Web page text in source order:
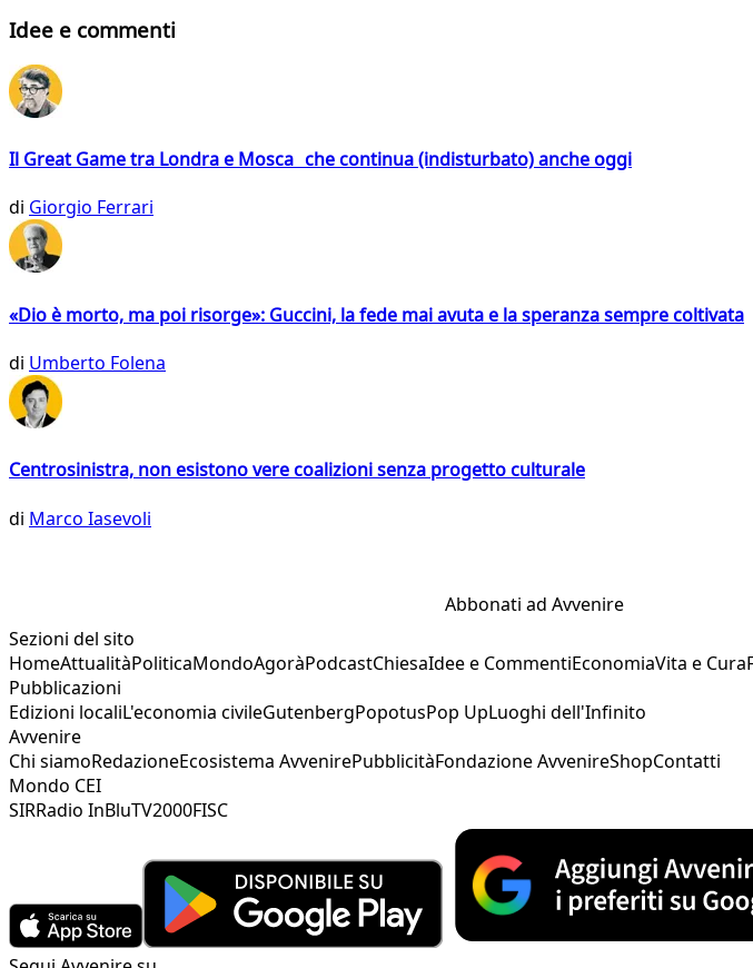
Idee e commenti
Il Great Game tra Londra e Mosca che continua (indisturbato) anche oggi
di Giorgio Ferrari
«Dio è morto, ma poi risorge»: Guccini, la fede mai avuta e la speranza sempre coltivata
di Umberto Folena
Centrosinistra, non esistono vere coalizioni senza progetto culturale
di Marco Iasevoli
Abbonati ad Avvenire
Sezioni del sito
HomeAttualitàPoliticaMondoAgoràPodcastChiesaIdee e CommentiEconomiaVita e Cura
Pubblicazioni
Edizioni localiL'economia civileGutenbergPopotusPop UpLuoghi dell'Infinito
Avvenire
Chi siamoRedazioneEcosistema AvvenirePubblicitàFondazione AvvenireShopContatti
Mondo CEI
SIRRadio InBluTV2000FISC